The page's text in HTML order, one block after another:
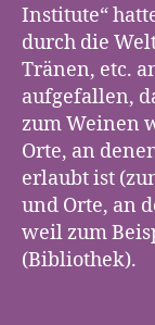
Institute“
durch die
Tränen, etc.
aufgefallen,
zum Weinen
Orte, an
erlaubt ist
und Orte, an
weil zum
(Bibliothek).